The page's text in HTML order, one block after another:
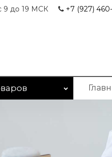
9 до 19 МСК +7 (927)